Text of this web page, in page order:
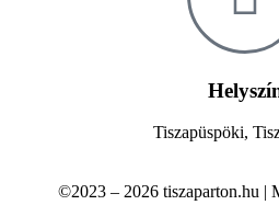
Tiszapüspöki,
©2023 – 2026 tiszaparton.hu |